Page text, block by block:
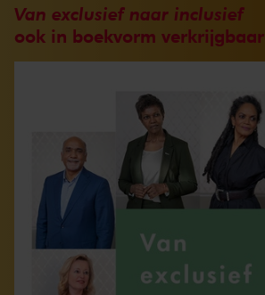
Van exclusief naar inclusief
ook in boekvorm verkrijgbaar